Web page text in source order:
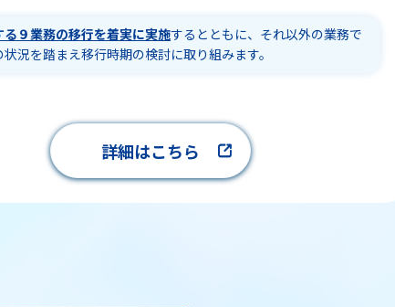
９業務の移行を着実に実施するとともに、それ以外の業務で
況を踏まえ移行時期の検討に取り組みます。
詳細はこちら